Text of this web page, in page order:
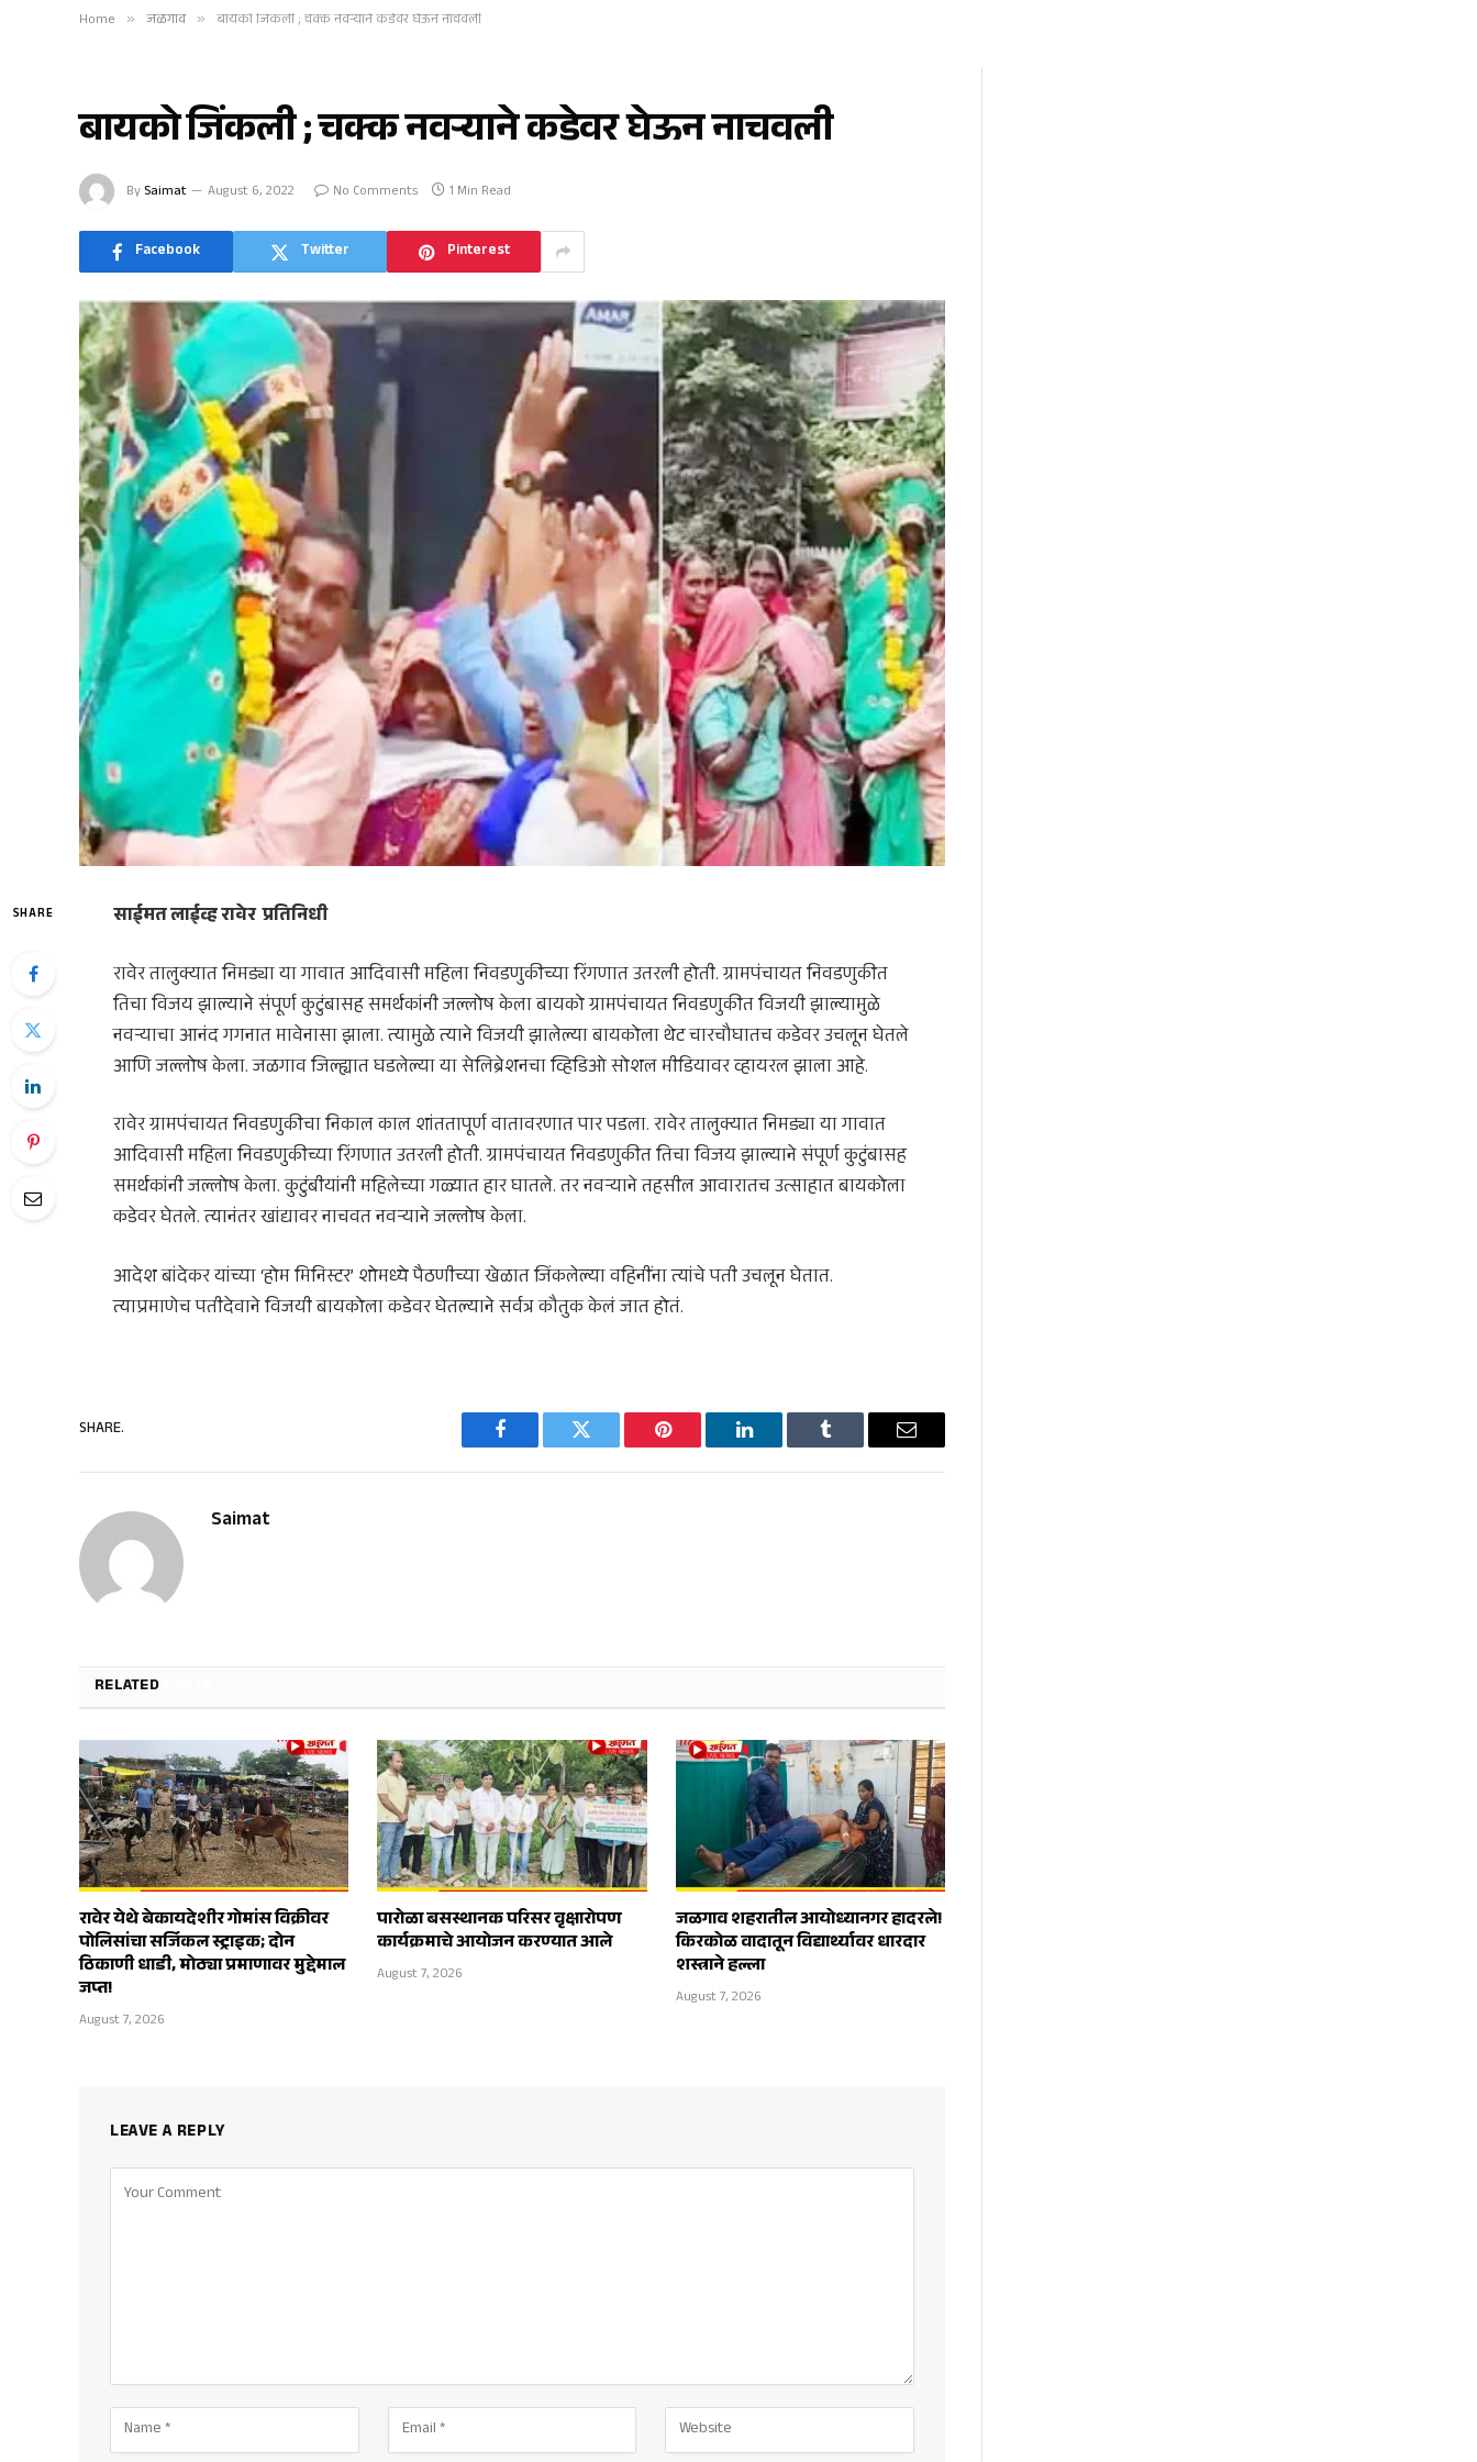
Home » जळगाव » बायको जिंकली ; चक्क नवऱ्याने कडेवर घेऊन नाचवली
बायको जिंकली ; चक्क नवऱ्याने कडेवर घेऊन नाचवली
By Saimat August 6, 2022 No Comments 1 Min Read
Facebook Twitter Pinterest
SHARE
साईमत लाईव्ह रावेर प्रतिनिधी
रावेर तालुक्यात निमड्या या गावात आदिवासी महिला निवडणुकीच्या रिंगणात उतरली होती. ग्रामपंचायत निवडणुकीत
तिचा विजय झाल्याने संपूर्ण कुटुंबासह समर्थकांनी जल्लोष केला बायको ग्रामपंचायत निवडणुकीत विजयी झाल्यामुळे
नवऱ्याचा आनंद गगनात मावेनासा झाला. त्यामुळे त्याने विजयी झालेल्या बायकोला थेट चारचौघातच कडेवर उचलून घेतले
आणि जल्लोष केला. जळगाव जिल्ह्यात घडलेल्या या सेलिब्रेशनचा व्हिडिओ सोशल मीडियावर व्हायरल झाला आहे.
रावेर ग्रामपंचायत निवडणुकीचा निकाल काल शांततापूर्ण वातावरणात पार पडला. रावेर तालुक्यात निमड्या या गावात
आदिवासी महिला निवडणुकीच्या रिंगणात उतरली होती. ग्रामपंचायत निवडणुकीत तिचा विजय झाल्याने संपूर्ण कुटुंबासह
समर्थकांनी जल्लोष केला. कुटुंबीयांनी महिलेच्या गळ्यात हार घातले. तर नवऱ्याने तहसील आवारातच उत्साहात बायकोला
कडेवर घेतले. त्यानंतर खांद्यावर नाचवत नवऱ्याने जल्लोष केला.
आदेश बांदेकर यांच्या ‘होम मिनिस्टर’ शोमध्ये पैठणीच्या खेळात जिंकलेल्या वहिनींना त्यांचे पती उचलून घेतात.
त्याप्रमाणेच पतीदेवाने विजयी बायकोला कडेवर घेतल्याने सर्वत्र कौतुक केलं जात होतं.
SHARE.
Facebook Twitter Pinterest LinkedIn Tumblr Email
Saimat
RELATED
रावेर येथे बेकायदेशीर गोमांस विक्रीवर
पोलिसांचा सर्जिकल स्ट्राइक; दोन
ठिकाणी धाडी, मोठ्या प्रमाणावर मुद्देमाल
जप्त!
August 7, 2026
पारोळा बसस्थानक परिसर वृक्षारोपण
कार्यक्रमाचे आयोजन करण्यात आले
August 7, 2026
जळगाव शहरातील आयोध्यानगर हादरले!
किरकोळ वादातून विद्यार्थ्यावर धारदार
शस्त्राने हल्ला
August 7, 2026
LEAVE A REPLY